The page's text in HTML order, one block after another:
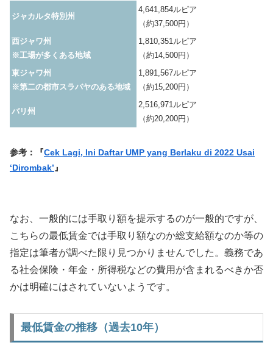
ジャカルタ特別州
4,641,854ルピア
（約37,500円）
西ジャワ州
※工場が多くある地域
1,810,351ルピア
（約14,500円）
東ジャワ州
※第二の都市スラバヤのある地域
1,891,567ルピア
（約15,200円）
バリ州
2,516,971ルピア
（約20,200円）
参考：『Cek Lagi, Ini Daftar UMP yang Berlaku di 2022 Usai
‘Dirombak’ 』
なお、一般的には手取り額を提示するのが一般的ですが、
こちらの最低賃金では手取り額なのか総支給額なのか等の
指定は筆者が調べた限り見つかりませんでした。義務であ
る社会保険・年金・所得税などの費用が含まれるべきか否
かは明確にはされていないようです。
最低賃金の推移（過去10年）